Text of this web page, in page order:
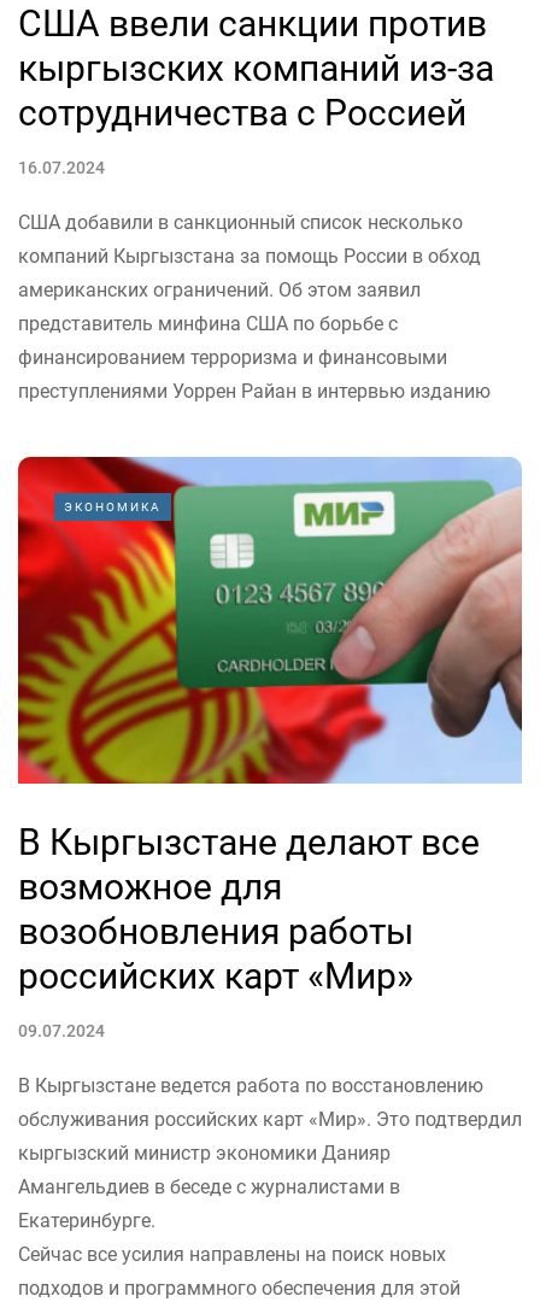
США ввели санкции против
кыргызских компаний из-за
сотрудничества с Россией
16.07.2024
США добавили в санкционный список несколько
компаний Кыргызстана за помощь России в обход
американских ограничений. Об этом заявил
представитель минфина США по борьбе с
финансированием терроризма и финансовыми
преступлениями Уоррен Райан в интервью изданию
ЭКОНОМИКА
В Кыргызстане делают все
возможное для
возобновления работы
российских карт «Мир»
09.07.2024
В Кыргызстане ведется работа по восстановлению
обслуживания российских карт «Мир». Это подтвердил
кыргызский министр экономики Данияр
Амангельдиев в беседе с журналистами в
Екатеринбурге.
Сейчас все усилия направлены на поиск новых
подходов и программного обеспечения для этой